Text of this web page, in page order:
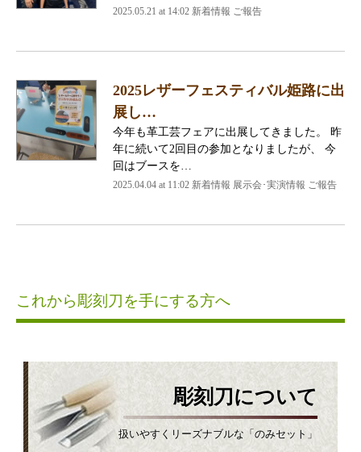
2025.05.21 at 14:02 新着情報 ご報告
2025レザーフェスティバル姫路に出
展し…
今年も革工芸フェアに出展してきました。 昨
年に続いて2回目の参加となりましたが、 今
回はブースを…
2025.04.04 at 11:02 新着情報 展示会･実演情報 ご報告
これから彫刻刀を手にする方へ
彫刻刀について
扱いやすくリーズナブルな「のみセット」